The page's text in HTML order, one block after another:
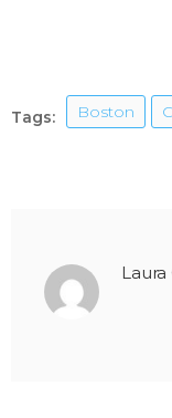
Tags: Boston